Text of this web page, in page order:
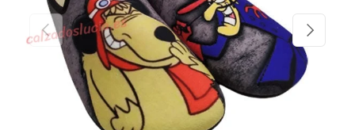
Anterior Siguiente